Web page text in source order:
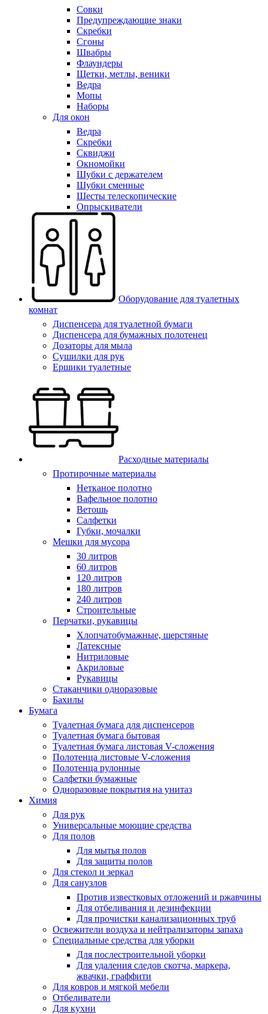
Совки
Предупреждающие знаки
Скребки
Сгоны
Швабры
Флаундеры
Щетки, метлы, веники
Ведра
Мопы
Наборы
Для окон
Ведра
Скребки
Сквиджи
Окномойки
Шубки с держателем
Шубки сменные
Шесты телескопические
Опрыскиватели
Оборудование для туалетных
комнат
Диспенсера для туалетной бумаги
Диспенсера для бумажных полотенец
Дозаторы для мыла
Сушилки для рук
Ершики туалетные
Расходные материалы
Протирочные материалы
Нетканое полотно
Вафельное полотно
Ветошь
Салфетки
Губки, мочалки
Мешки для мусора
30 литров
60 литров
120 литров
180 литров
240 литров
Строительные
Перчатки, рукавицы
Хлопчатобумажные, шерстяные
Латексные
Нитриловые
Акриловые
Рукавицы
Стаканчики одноразовые
Бахилы
Бумага
Туалетная бумага для диспенсеров
Туалетная бумага бытовая
Туалетная бумага листовая V-сложения
Полотенца листовые V-сложения
Полотенца рулонные
Салфетки бумажные
Одноразовые покрытия на унитаз
Химия
Для рук
Универсальные моющие средства
Для полов
Для мытья полов
Для защиты полов
Для стекол и зеркал
Для санузлов
Против известковых отложений и ржавчины
Для отбеливания и дезинфекции
Для прочистки канализационных труб
Освежители воздуха и нейтрализаторы запаха
Специальные средства для уборки
Для послестроительной уборки
Для удаления следов скотча, маркера,
жвачки, граффити
Для ковров и мягкой мебели
Отбеливатели
Для кухни